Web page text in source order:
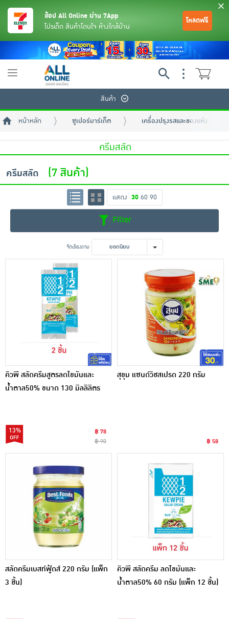
ขนมขบเคี้ยว และช็อคโกแลต
อาหารสด ผัก ผลไม้และเบเกอรี่
ช้อป All Online ผ่าน 7App
โปรเด็ด สินค้าโดนใจ ห้างใกล้บ้าน
โหลดฟรี
Toggle
สินค้า
หน้าหลัก ซูเปอร์มาร์เก็ต เครื่องปรุงรสและของแห้ง
ครีมสลัด
ครีมสลัด
(7 สินค้า)
แสดง 30 60 90
Filter
จัดเรียงตาม ยอดนิยม
คิวพี สลัดครีมสูตรลดไขมันและ
น้ำตาล50% ขนาด 130 มิลลิลิตร
13%
฿ 78
฿ 90
สุขุม แซนด์วิชสเปรด 220 กรัม
฿ 58
สลัดครีมเบสท์ฟู้ดส์ 220 กรัม (แพ็ก
3 ชิ้น)
คิวพี สลัดครีม ลดไขมันและ
น้ำตาล50% 60 กรัม (แพ็ก 12 ชิ้น)